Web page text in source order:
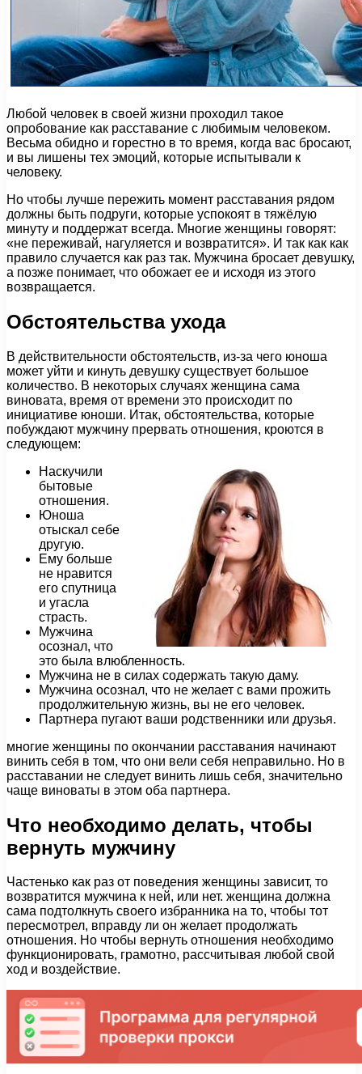
Любой человек в своей жизни проходил такое
опробование как расставание с любимым человеком.
Весьма обидно и горестно в то время, когда вас бросают,
и вы лишены тех эмоций, которые испытывали к
человеку.
Но чтобы лучше пережить момент расставания рядом
должны быть подруги, которые успокоят в тяжёлую
минуту и поддержат всегда. Многие женщины говорят:
«не переживай, нагуляется и возвратится». И так как как
правило случается как раз так. Мужчина бросает девушку,
а позже понимает, что обожает ее и исходя из этого
возвращается.
Обстоятельства ухода
В действительности обстоятельств, из-за чего юноша
может уйти и кинуть девушку существует большое
количество. В некоторых случаях женщина сама
виновата, время от времени это происходит по
инициативе юноши. Итак, обстоятельства, которые
побуждают мужчину прервать отношения, кроются в
следующем:
Наскучили
бытовые
отношения.
Юноша
отыскал себе
другую.
Ему больше
не нравится
его спутница
и угасла
страсть.
Мужчина
осознал, что
это была влюбленность.
Мужчина не в силах содержать такую даму.
Мужчина осознал, что не желает с вами прожить
продолжительную жизнь, вы не его человек.
Партнера пугают ваши родственники или друзья.
многие женщины по окончании расставания начинают
винить себя в том, что они вели себя неправильно. Но в
расставании не следует винить лишь себя, значительно
чаще виноваты в этом оба партнера.
Что необходимо делать, чтобы
вернуть мужчину
Частенько как раз от поведения женщины зависит, то
возвратится мужчина к ней, или нет. женщина должна
сама подтолкнуть своего избранника на то, чтобы тот
пересмотрел, вправду ли он желает продолжать
отношения. Но чтобы вернуть отношения необходимо
функционировать, грамотно, рассчитывая любой свой
ход и воздействие.